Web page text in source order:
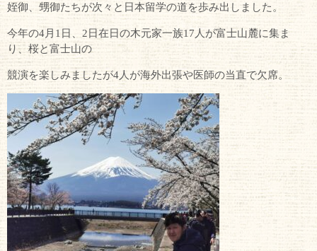
姪御、甥御たちが次々と日本留学の道を歩み出しました。
今年の4月1日、2日在日の木元家一族17人が富士山麓に集ま
り、桜と富士山の
競演を楽しみましたが4人が海外出張や医師の当直で欠席。